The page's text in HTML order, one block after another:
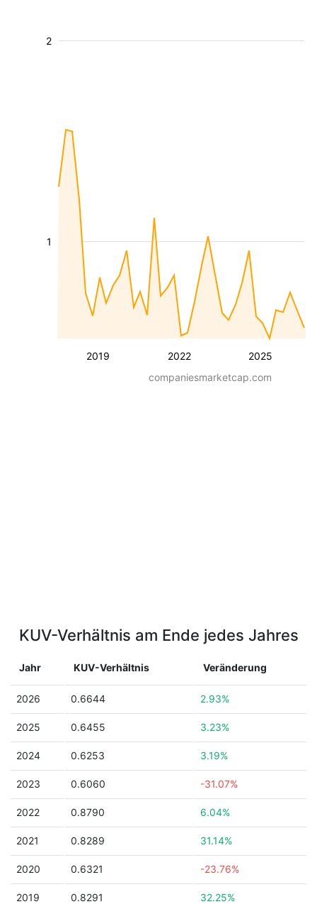
2019 2022 2025
1
2
companiesmarketcap.com
KUV-Verhältnis am Ende jedes Jahres
Jahr KUV-Verhältnis Veränderung
2026 0.6644 2.93%
2025 0.6455 3.23%
2024 0.6253 3.19%
2023 0.6060 -31.07%
2022 0.8790 6.04%
2021 0.8289 31.14%
2020 0.6321 -23.76%
2019 0.8291 32.25%